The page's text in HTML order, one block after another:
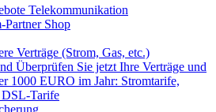
Telekommunikation
Partner Shop
Verträge (Strom, Gas, etc.)
Überprüfen Sie jetzt Ihre Verträge und
1000 EURO im Jahr: Stromtarife,
DSL-Tarife